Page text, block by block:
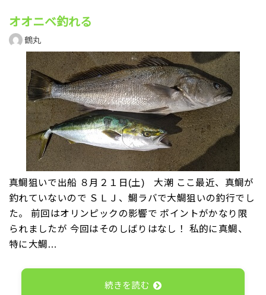
オオニベ釣れる
鶴丸
真鯛狙いで出船 ８月２１日(土) 大潮 ここ最近、真鯛が
釣れていないので ＳＬＪ、鯛ラバで大鯛狙いの釣行でし
た。 前回はオリンピックの影響で ポイントがかなり限
られましたが 今回はそのしばりはなし！ 私的に真鯛、
特に大鯛…
続きを読む